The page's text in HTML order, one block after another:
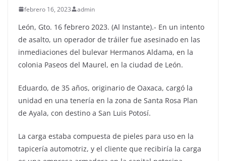
febrero 16, 2023 admin
León, Gto. 16 febrero 2023. (Al Instante).- En un intento
de asalto, un operador de tráiler fue asesinado en las
inmediaciones del bulevar Hermanos Aldama, en la
colonia Paseos del Maurel, en la ciudad de León.
Eduardo, de 35 años, originario de Oaxaca, cargó la
unidad en una tenería en la zona de Santa Rosa Plan
de Ayala, con destino a San Luis Potosí.
La carga estaba compuesta de pieles para uso en la
tapicería automotriz, y el cliente que recibiría la carga